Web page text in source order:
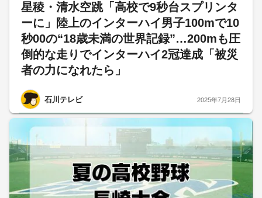
星稜・清水空跳「高校で9秒台スプリンタ
ーに」陸上のインターハイ男子100mで10
秒00の“18歳未満の世界記録”…200mも圧
倒的な走りでインターハイ2冠達成「被災
者の力になれたら」
石川テレビ 2025年7月28日